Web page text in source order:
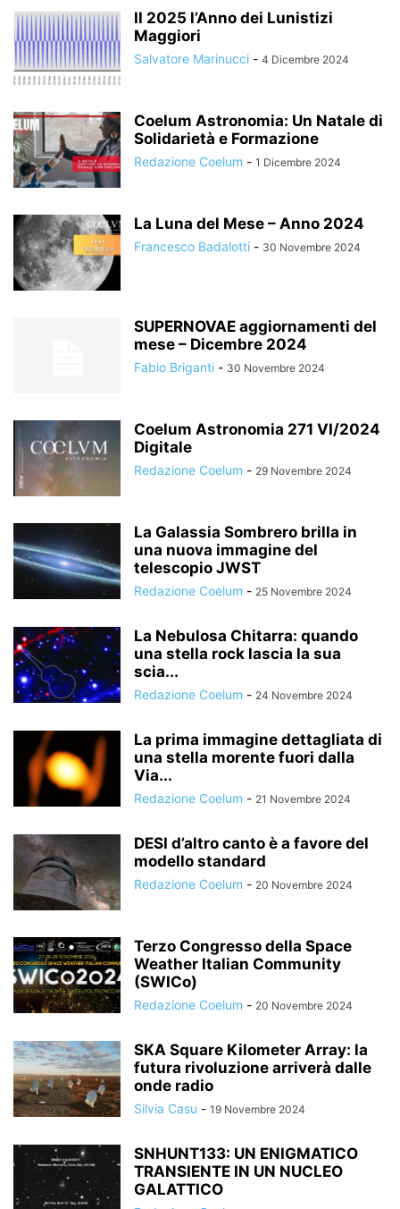
Il 2025 l’Anno dei Lunistizi
Maggiori
Salvatore Marinucci - 4 Dicembre 2024
Coelum Astronomia: Un Natale di
Solidarietà e Formazione
Redazione Coelum - 1 Dicembre 2024
La Luna del Mese – Anno 2024
Francesco Badalotti - 30 Novembre 2024
SUPERNOVAE aggiornamenti del
mese – Dicembre 2024
Fabio Briganti - 30 Novembre 2024
Coelum Astronomia 271 VI/2024
Digitale
Redazione Coelum - 29 Novembre 2024
La Galassia Sombrero brilla in
una nuova immagine del
telescopio JWST
Redazione Coelum - 25 Novembre 2024
La Nebulosa Chitarra: quando
una stella rock lascia la sua
scia...
Redazione Coelum - 24 Novembre 2024
La prima immagine dettagliata di
una stella morente fuori dalla
Via...
Redazione Coelum - 21 Novembre 2024
DESI d’altro canto è a favore del
modello standard
Redazione Coelum - 20 Novembre 2024
Terzo Congresso della Space
Weather Italian Community
(SWICo)
Redazione Coelum - 20 Novembre 2024
SKA Square Kilometer Array: la
futura rivoluzione arriverà dalle
onde radio
Silvia Casu - 19 Novembre 2024
SNHUNT133: UN ENIGMATICO
TRANSIENTE IN UN NUCLEO
GALATTICO